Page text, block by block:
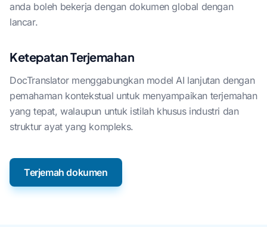
anda boleh bekerja dengan dokumen global dengan
lancar.
Ketepatan Terjemahan
DocTranslator menggabungkan model AI lanjutan dengan
pemahaman kontekstual untuk menyampaikan terjemahan
yang tepat, walaupun untuk istilah khusus industri dan
struktur ayat yang kompleks.
Terjemah dokumen